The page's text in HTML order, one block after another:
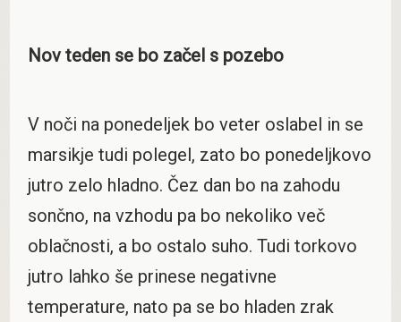
Nov teden se bo začel s pozebo
V noči na ponedeljek bo veter oslabel in se
marsikje tudi polegel, zato bo ponedeljkovo
jutro zelo hladno. Čez dan bo na zahodu
sončno, na vzhodu pa bo nekoliko več
oblačnosti, a bo ostalo suho. Tudi torkovo
jutro lahko še prinese negativne
temperature, nato pa se bo hladen zrak